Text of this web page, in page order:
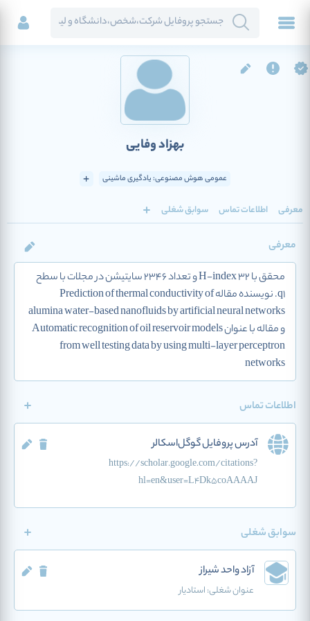
بهزاد وفایی
عمومی هوش مصنوعی: یادگیری ماشینی
معرفی اطلاعات تماس سوابق شغلی
معرفی
محقق با H-index 32 و تعداد 2346 سایتیشن در مجلات با سطح
q1. نویسنده مقاله Prediction of thermal conductivity of
alumina water-based nanofluids by artificial neural networks
و مقاله با عنوان Automatic recognition of oil reservoir models
from well testing data by using multi-layer perceptron
networks
اطلاعات تماس
آدرس پروفایل گوگل‌اسکالر
https://scholar.google.com/citations?
hl=en&user=L4Dk5coAAAAJ
سوابق شغلی
آزاد واحد شیراز
عنوان شغلی:استادیار